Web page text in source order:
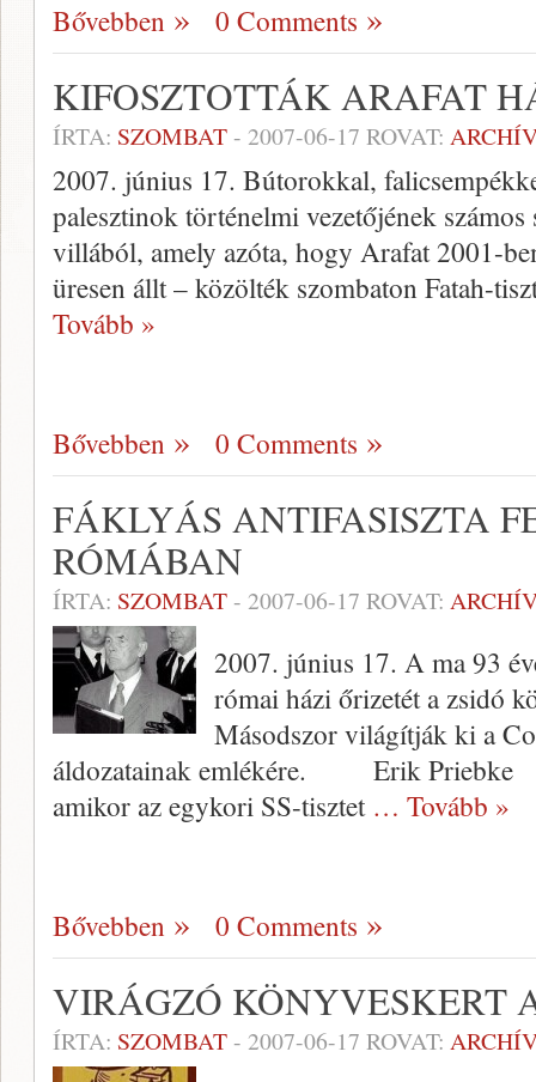
Bővebben 0 Comments
KIFOSZTOTTÁK ARAFAT
ÍRTA: SZOMBAT- 2007-06-17 ROVAT:
2007. június 17. Bútorokkal,
palesztinok történelmi vezetőjének számos
villából, amely azóta, hogy Arafat 2001-
üresen állt – közölték szombaton Fatah-
Tovább »
Bővebben 0 Comments
FÁKLYÁS ANTIFASISZTA
RÓMÁBAN
ÍRTA: SZOMBAT- 2007-06-17 ROVAT:
2007. június 17. A ma 93
római házi őrizetét a zsidó
Másodszor világítják ki a
áldozatainak emlékére. Erik Priebke
amikor az egykori SS-tisztet … Tovább »
Bővebben 0 Comments
VIRÁGZÓ KÖNYVESKERT
ÍRTA: SZOMBAT- 2007-06-17 ROVAT: